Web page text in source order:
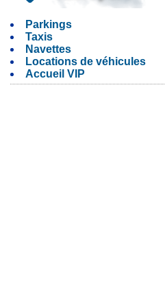
Parkings
Taxis
Navettes
Locations de véhicules
Accueil VIP